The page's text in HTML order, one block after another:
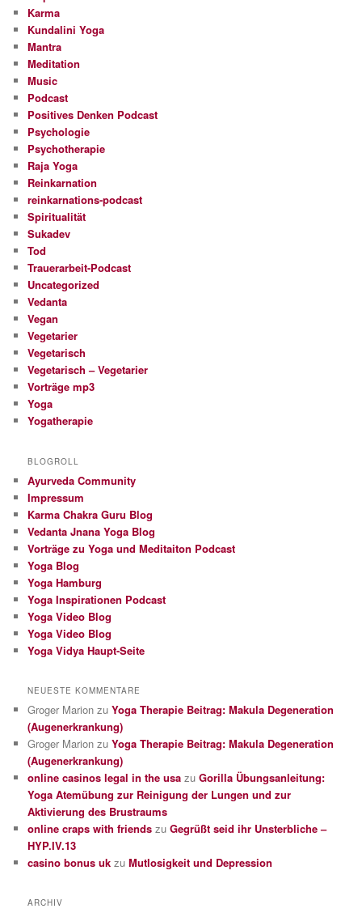
Karma
Kundalini Yoga
Mantra
Meditation
Music
Podcast
Positives Denken Podcast
Psychologie
Psychotherapie
Raja Yoga
Reinkarnation
reinkarnations-podcast
Spiritualität
Sukadev
Tod
Trauerarbeit-Podcast
Uncategorized
Vedanta
Vegan
Vegetarier
Vegetarisch
Vegetarisch – Vegetarier
Vorträge mp3
Yoga
Yogatherapie
BLOGROLL
Ayurveda Community
Impressum
Karma Chakra Guru Blog
Vedanta Jnana Yoga Blog
Vorträge zu Yoga und Meditaiton Podcast
Yoga Blog
Yoga Hamburg
Yoga Inspirationen Podcast
Yoga Video Blog
Yoga Video Blog
Yoga Vidya Haupt-Seite
NEUESTE KOMMENTARE
Groger Marion zuYoga Therapie Beitrag: Makula Degeneration
(Augenerkrankung)
Groger Marion zuYoga Therapie Beitrag: Makula Degeneration
(Augenerkrankung)
online casinos legal in the usa zuGorilla Übungsanleitung:
Yoga Atemübung zur Reinigung der Lungen und zur
Aktivierung des Brustraums
online craps with friends zuGegrüßt seid ihr Unsterbliche –
HYP.IV.13
casino bonus uk zuMutlosigkeit und Depression
ARCHIV